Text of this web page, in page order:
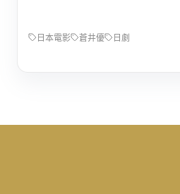
日本電影 蒼井優 日劇